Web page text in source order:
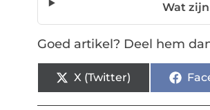
Wat
Goed artikel? Deel hem
X (Twitter)